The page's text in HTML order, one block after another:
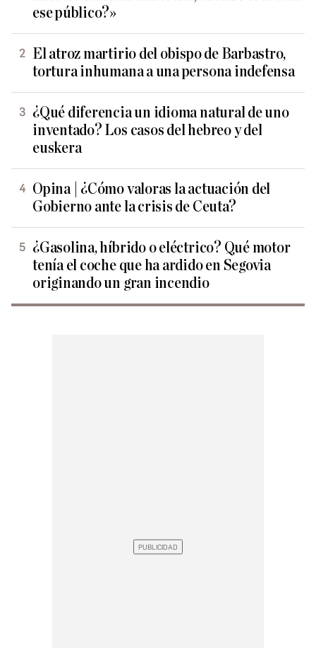
ese público?»
El atroz martirio del obispo de Barbastro,
tortura inhumana a una persona indefensa
¿Qué diferencia un idioma natural de uno
inventado? Los casos del hebreo y del
euskera
Opina | ¿Cómo valoras la actuación del
Gobierno ante la crisis de Ceuta?
¿Gasolina, híbrido o eléctrico? Qué motor
tenía el coche que ha ardido en Segovia
originando un gran incendio